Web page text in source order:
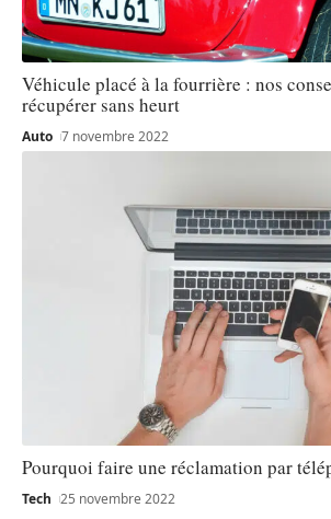
Véhicule placé à la fourrière : nos
récupérer sans heurt
Auto 7 novembre 2022
Pourquoi faire une réclamation par
Tech 25 novembre 2022